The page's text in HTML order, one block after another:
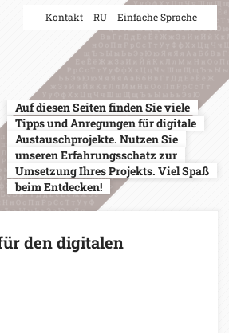
Kontakt RU Einfache Sprache
Auf diesen Seiten finden Sie viele
Tipps und Anregungen für digitale
Austauschprojekte. Nutzen Sie
unseren Erfahrungsschatz zur
Umsetzung Ihres Projekts. Viel Spaß
beim Entdecken!
den digitalen